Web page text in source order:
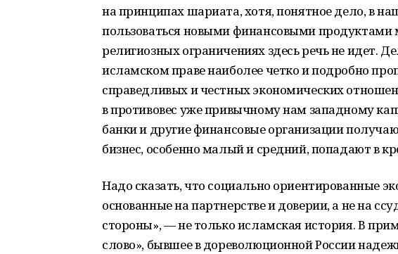
на принципах шариата, хотя, понятное дело, в
пользоваться новыми финансовыми продуктами
религиозных ограничениях здесь речь не идет.
исламском праве наиболее четко и подробно
справедливых и честных экономических
в противовес уже привычному нам западному
банки и другие финансовые организации
бизнес, особенно малый и средний, попадают в
Надо сказать, что социально ориентированные
основанные на партнерстве и доверии, а не на
стороны», — не только исламская история. В
слово», бывшее в дореволюционной России